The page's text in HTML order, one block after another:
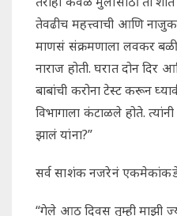
तेवढीच महत्त्वाची आणि
माणसं संक्रमणाला लवकर बळी
नाराज होती. घरात दोन दिर
बाबांची करोना टेस्ट करून
विभागाला कंटाळले होते.
झालं यांना?”
सर्व साशंक नजरेनं एकमेकांकडे
“गेले आठ दिवस तुम्ही माझी